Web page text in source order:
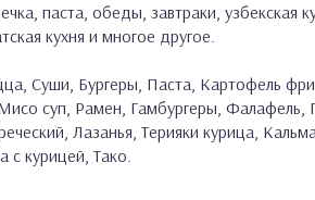
паста, обеды, завтраки, узбекская
кухня и многое другое.
Суши, Бургеры, Паста, Картофель
суп, Рамен, Гамбургеры, Фалафель,
Лазанья, Терияки курица,
курицей, Тако.